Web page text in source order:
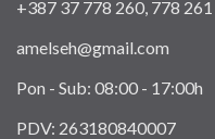
+387 37 778 260, 778 261
amelseh@gmail.com
Pon - Sub: 08:00 - 17:00h
PDV: 263180840007